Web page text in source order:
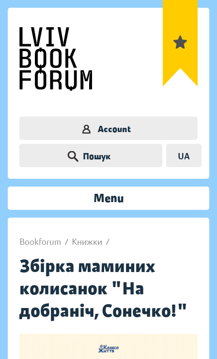
Account
Пошук UA
Menu
Bookforum / Книжки /
Збірка маминих
колисанок "На
добраніч, Сонечко!"